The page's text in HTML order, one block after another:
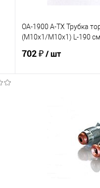
OA-1900 A-TX Трубка
(М10х1/М10х1) L-190
702 ₽/ шт